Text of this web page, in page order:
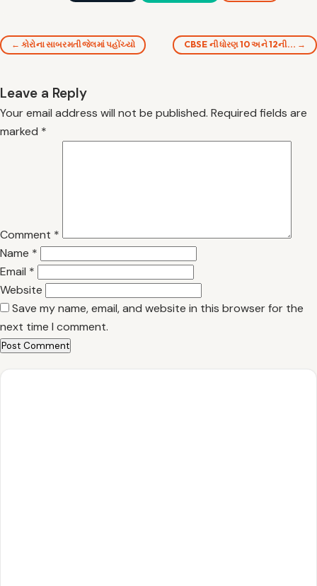
← કોરોના સાબરમતી જેલમાં પહોંચ્યો CBSE ની ધોરણ 10 અને 12ની… →
Leave a Reply
Your email address will not be published. Required fields are
marked *
Comment *
Name *
Email *
Website
Save my name, email, and website in this browser for the
next time I comment.